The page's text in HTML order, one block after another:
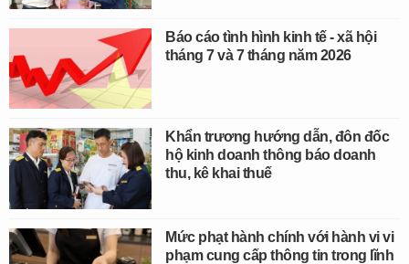
Báo cáo tình hình kinh tế - xã hội
tháng 7 và 7 tháng năm 2026
Khẩn trương hướng dẫn, đôn đốc
hộ kinh doanh thông báo doanh
thu, kê khai thuế
Mức phạt hành chính với hành vi vi
phạm cung cấp thông tin trong lĩnh